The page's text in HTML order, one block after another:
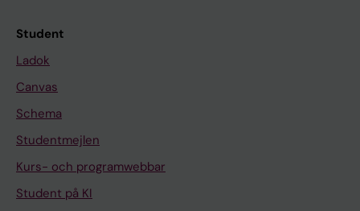
Student
Ladok
Canvas
Schema
Studentmejlen
Kurs- och programwebbar
Student på KI